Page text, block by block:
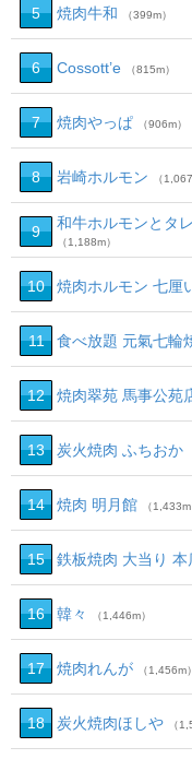
5 焼肉牛和 （399m）
6 Cossott’e （815m）
7 焼肉やっぱ （906m）
8 岩崎ホルモン （
9 和牛ホルモンとタ
（1,188m）
10 焼肉ホルモン 七厘
11 食べ放題 元氣七輪
12 焼肉翠苑 馬事公苑
13 炭火焼肉 ふちおか
14 焼肉 明月館 （1,433m
15 鉄板焼肉 大当り 本
16 韓々 （1,446m）
17 焼肉れんが （1,456m）
18 炭火焼肉ほしや （